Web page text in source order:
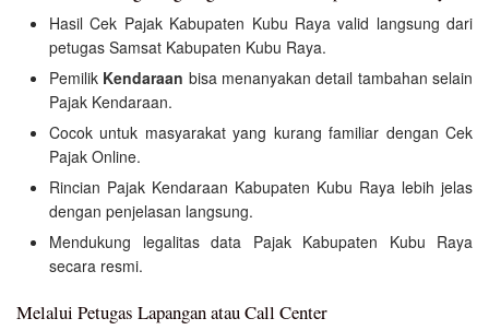
Hasil Cek Pajak Kabupaten Kubu Raya valid langsung dari
petugas Samsat Kabupaten Kubu Raya.
Pemilik Kendaraan bisa menanyakan detail tambahan selain
Pajak Kendaraan.
Cocok untuk masyarakat yang kurang familiar dengan Cek
Pajak Online.
Rincian Pajak Kendaraan Kabupaten Kubu Raya lebih jelas
dengan penjelasan langsung.
Mendukung legalitas data Pajak Kabupaten Kubu Raya
secara resmi.
Melalui Petugas Lapangan atau Call Center